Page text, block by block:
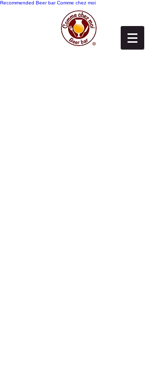
Recommended Beer bar Comme chez moi